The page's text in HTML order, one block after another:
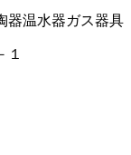
器温水器ガス器具
１